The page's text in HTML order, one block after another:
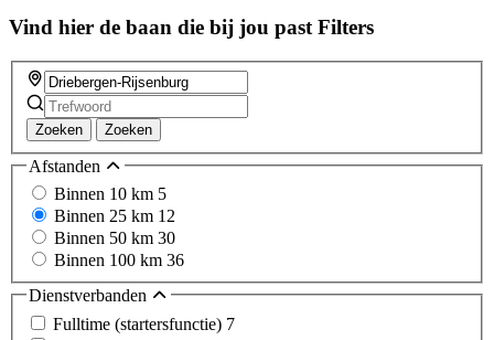
Vind hier de baan die bij jou past Filters
Zoeken Zoeken
Afstanden
Binnen 10 km 5
Binnen 25 km 12
Binnen 50 km 30
Binnen 100 km 36
Dienstverbanden
Fulltime (startersfunctie) 7